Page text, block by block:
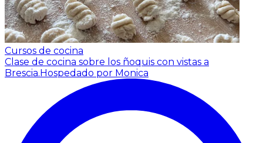
Cursos de cocina
Clase de cocina sobre los ñoquis con vistas a
Brescia.Hospedado por Monica